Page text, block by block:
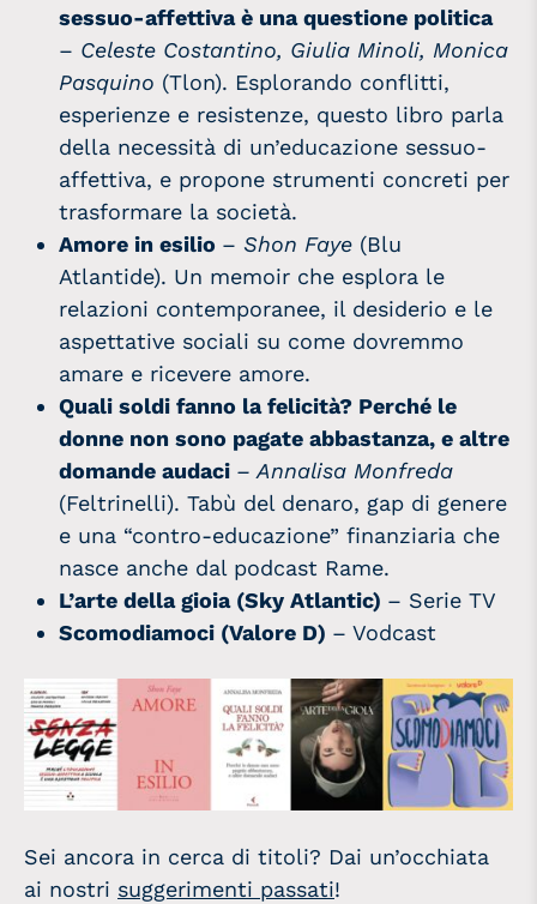
sessuo‑affettiva è una questione politica
– Celeste Costantino, Giulia Minoli, Monica
Pasquino (Tlon). Esplorando conflitti,
esperienze e resistenze, questo libro parla
della necessità di un’educazione sessuo-
affettiva, e propone strumenti concreti per
trasformare la società.
Amore in esilio –Shon Faye (Blu
Atlantide). Un memoir che esplora le
relazioni contemporanee, il desiderio e le
aspettative sociali su come dovremmo
amare e ricevere amore.
Quali soldi fanno la felicità? Perché le
donne non sono pagate abbastanza, e altre
domande audaci – Annalisa Monfreda
(Feltrinelli). Tabù del denaro, gap di genere
e una “contro‑educazione” finanziaria che
nasce anche dal podcast Rame.
L’arte della gioia (Sky Atlantic) – Serie TV
Scomodiamoci (Valore D) – Vodcast
Sei ancora in cerca di titoli? Dai un’occhiata
ai nostri suggerimenti passati!